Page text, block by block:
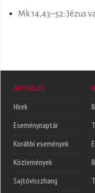
Mk 14,43–52: Jézus
AKTUÁLIS
Hírek
Eseménynaptár
Korábbi események
Közlemények
Sajtóvisszhang